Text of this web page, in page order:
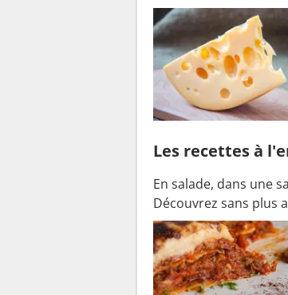
Les recettes à
En salade, dans une
Découvrez sans plus